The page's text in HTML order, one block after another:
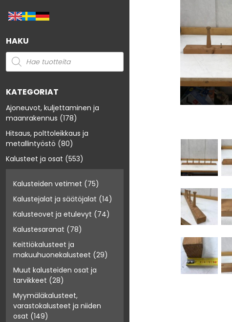
HAKU
KATEGORIAT
Ajoneuvot, kuljettaminen ja
maanrakennus (178)
Hitsaus, polttoleikkaus ja
metallintyöstö (80)
Kalusteet ja osat (553)
Kalusteiden vetimet (75)
Kalustejalat ja säätöjalat (14)
Kalusteovet ja etulevyt (74)
Kalustesaranat (78)
Keittiökalusteet ja
makuuhuonekalusteet (29)
Muut kalusteiden osat ja
tarvikkeet (28)
Myymäläkalusteet,
varastokalusteet ja niiden
osat (149)